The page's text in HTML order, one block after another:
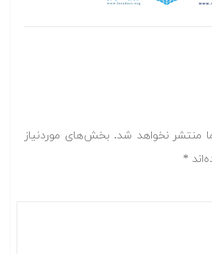
منتشر نخواهد شد. بخش‌های موردنیاز
*